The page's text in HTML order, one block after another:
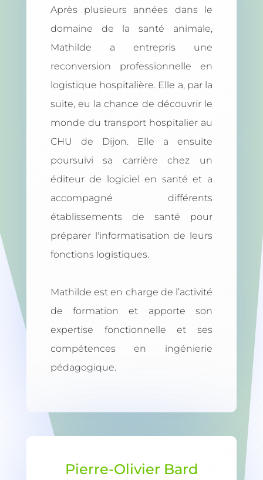
Après plusieurs années dans le
domaine de la santé animale,
Mathilde a entrepris une
reconversion professionnelle en
logistique hospitalière. Elle a, par la
suite, eu la chance de découvrir le
monde du transport hospitalier au
CHU de Dijon. Elle a ensuite
poursuivi sa carrière chez un
éditeur de logiciel en santé et a
accompagné différents
établissements de santé pour
préparer l'informatisation de leurs
fonctions logistiques.
Mathilde est en charge de l’activité
de formation et apporte son
expertise fonctionnelle et ses
compétences en ingénierie
pédagogique.
Pierre-Olivier Bard